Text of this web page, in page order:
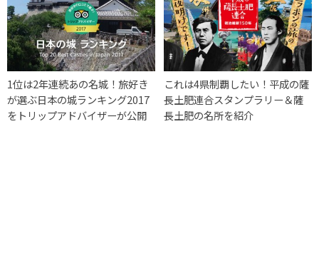
1位は2年連続あの名城！旅好き
が選ぶ日本の城ランキング2017
をトリップアドバイザーが公開
これは4県制覇したい！平成の薩
長土肥連合スタンプラリー＆薩
長土肥の名所を紹介